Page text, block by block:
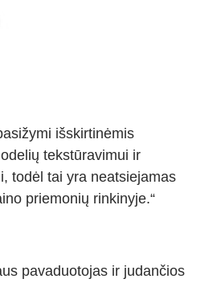
išskirtinėmis
tekstūravimui ir
todėl tai yra neatsiejamas
priemonių rinkinyje.“
pavaduotojas ir judančios